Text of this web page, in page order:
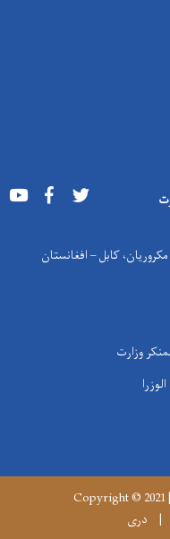
Youtube Facebook
کابل – افغانستان
وزارت
Copyright ©
دری